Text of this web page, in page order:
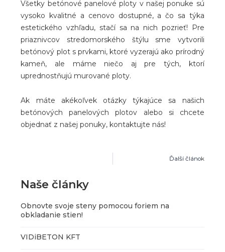
Všetky betónové panelové ploty v našej ponuke sú
vysoko kvalitné a cenovo dostupné, a čo sa týka
estetického vzhľadu, stačí sa na nich pozrieť! Pre
priaznivcov stredomorského štýlu sme vytvorili
betónový plot s prvkami, ktoré vyzerajú ako prírodný
kameň, ale máme niečo aj pre tých, ktorí
uprednostňujú murované ploty.
Ak máte akékoľvek otázky týkajúce sa našich
betónových panelových plotov alebo si chcete
objednať z našej ponuky, kontaktujte nás!
Ďalší článok
Naše články
Obnovte svoje steny pomocou foriem na
obkladanie stien!
VIDiBETON KFT